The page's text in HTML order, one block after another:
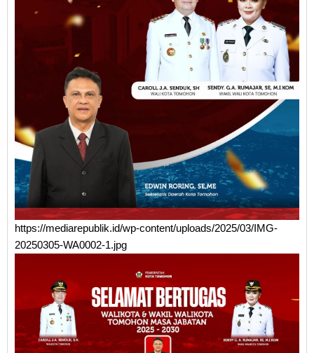
https://mediarepublik.id/wp-content/uploads/2025/03/IMG-
20250305-WA0002-1.jpg